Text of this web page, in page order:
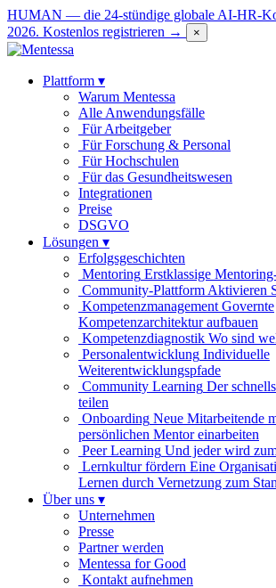
HUMAN — die 24-stündige globale AI-HR-
2026. Kostenlos registrieren → ×
Plattform ▾
Warum Mentessa
Alle Anwendungsfälle
Für Arbeitgeber
Für Forschung & Personal
Für Hochschulen
Für das Gesundheitswesen
Integrationen
Preise
DSGVO
Lösungen ▾
Erfolgsgeschichten
Mentoring Erstklassige
Community-Plattform Aktivieren
Kompetenzmanagement Governte
Kompetenzarchitektur aufbauen
Kompetenzdiagnostik Wo sind
Personalentwicklung Individuelle
Weiterentwicklungspfade
Community Learning Der
teilen
Onboarding Neue Mitarbeitende
persönlichen Mentor einarbeiten
Peer Learning Und jeder wird
Lernkultur fördern Eine
Lernen durch Vernetzung zum
Über uns ▾
Unternehmen
Presse
Partner werden
Mentessa for Good
Kontakt aufnehmen